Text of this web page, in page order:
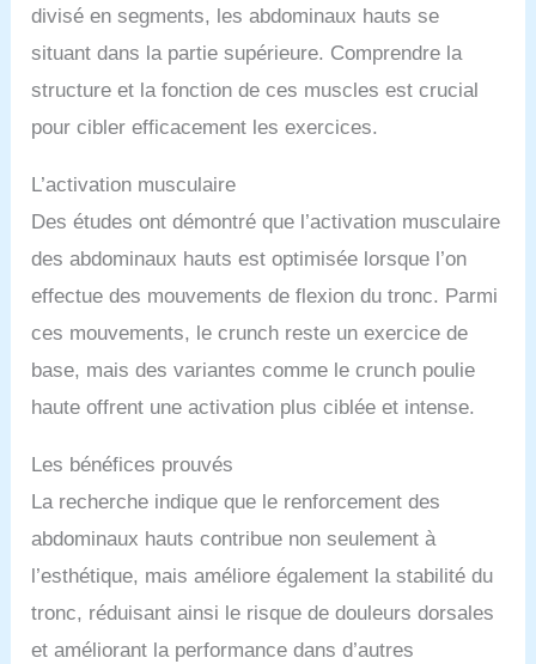
divisé en segments, les abdominaux hauts se
situant dans la partie supérieure. Comprendre la
structure et la fonction de ces muscles est crucial
pour cibler efficacement les exercices.
L’activation musculaire
Des études ont démontré que l’activation musculaire
des abdominaux hauts est optimisée lorsque l’on
effectue des mouvements de flexion du tronc. Parmi
ces mouvements, le crunch reste un exercice de
base, mais des variantes comme le crunch poulie
haute offrent une activation plus ciblée et intense.
Les bénéfices prouvés
La recherche indique que le renforcement des
abdominaux hauts contribue non seulement à
l’esthétique, mais améliore également la stabilité du
tronc, réduisant ainsi le risque de douleurs dorsales
et améliorant la performance dans d’autres